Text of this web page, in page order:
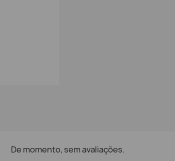
De momento, sem avaliações.